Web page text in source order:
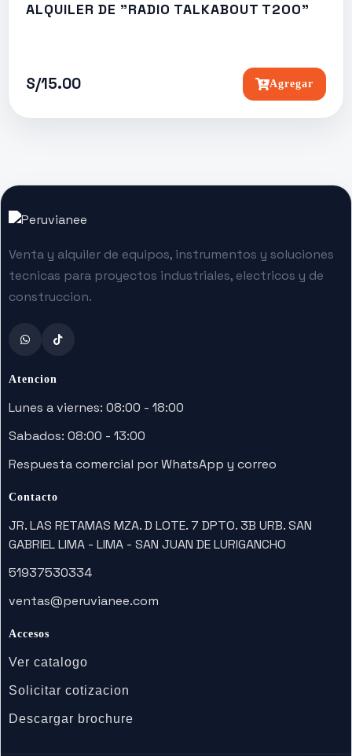
ALQUILER DE "RADIO TALKABOUT T200"
S/15.00 Agregar
Venta y alquiler de equipos, instrumentos y soluciones
tecnicas para proyectos industriales, electricos y de
construccion.
Atencion
Lunes a viernes: 08:00 - 18:00
Sabados: 08:00 - 13:00
Respuesta comercial por WhatsApp y correo
Contacto
JR. LAS RETAMAS MZA. D LOTE. 7 DPTO. 3B URB. SAN
GABRIEL LIMA - LIMA - SAN JUAN DE LURIGANCHO
51937530334
ventas@peruvianee.com
Accesos
Ver catalogo
Solicitar cotizacion
Descargar brochure